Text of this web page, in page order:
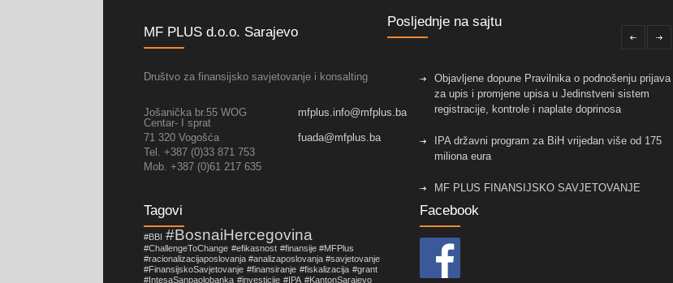
MF PLUS d.o.o. Sarajevo
Društvo za finansijsko savjetovanje i konsalting
Jošanička br.55 WOG
Centar- I sprat
mfplus.info@mfplus.ba
71 320 Vogošća
fuada@mfplus.ba
Tel. +387 (0)33 871 753
Mob. +387 (0)61 217 635
Posljednje na sajtu
Objavljene dopune Pravilnika o podnošenju prijava
za upis i promjene upisa u Jedinstveni sistem
registracije, kontrole i naplate doprinosa
IPA državni program za BiH vrijedan više od 175
miliona eura
MF PLUS FINANSIJSKO SAVJETOVANJE
primjenu Zakona o fiskalnim sistemima u FBiH!
Nova prilika za mala i srednja preduzeća sa
Tagovi
#BBI #BosnaiHercegovina
#ChallengeToChange #efikasnost #finansije #MFPlus
#racionalizacijaposlovanja #analizaposlovanja #savjetovanje
#FinansijskoSavjetovanje #finansiranje #fiskalizacija #grant
#IntesaSanpaolobanka #investicije #IPA #KantonSarajevo
Facebook